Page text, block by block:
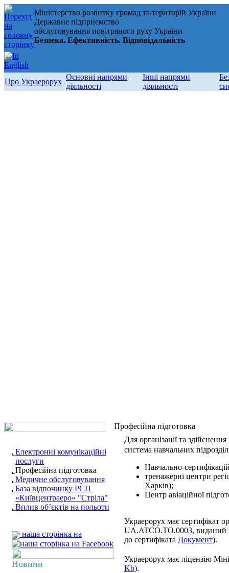
Міністерство розвитку громад та територій України
Державне підприємство
обслуговування повітряного руху України
Безпека. Ефективність. Відповідальність
Про Украерорух
Основні напрями
діяльності
Інші напрями
діяльності
Електронні комунікаційні
послуги
Професійна підготовка
Медичне обслуговування
База відпочинку РСП
«Київцентраеро» "Стріла"
Вплив об’єктів на польоти
наша сторінка на
Новини
Професійна підготовка
Для організації та
система навчальних
Навчально-
тренажерні центри
Харків);
Центр авіаційної
Украерорух має сертифікат
UA.ATCO.TO.0003, виданий
до сертифіката Документ).
Украерорух має ліцензію
Kb).